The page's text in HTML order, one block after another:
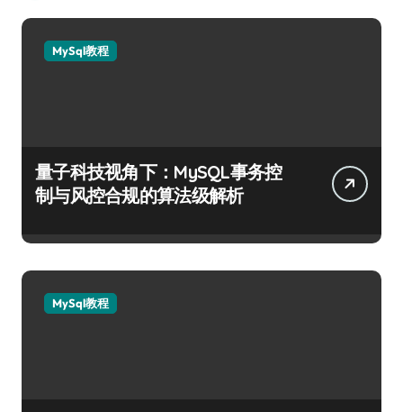
MySql教程
量子科技视角下：MySQL事务控
制与风控合规的算法级解析
MySql教程